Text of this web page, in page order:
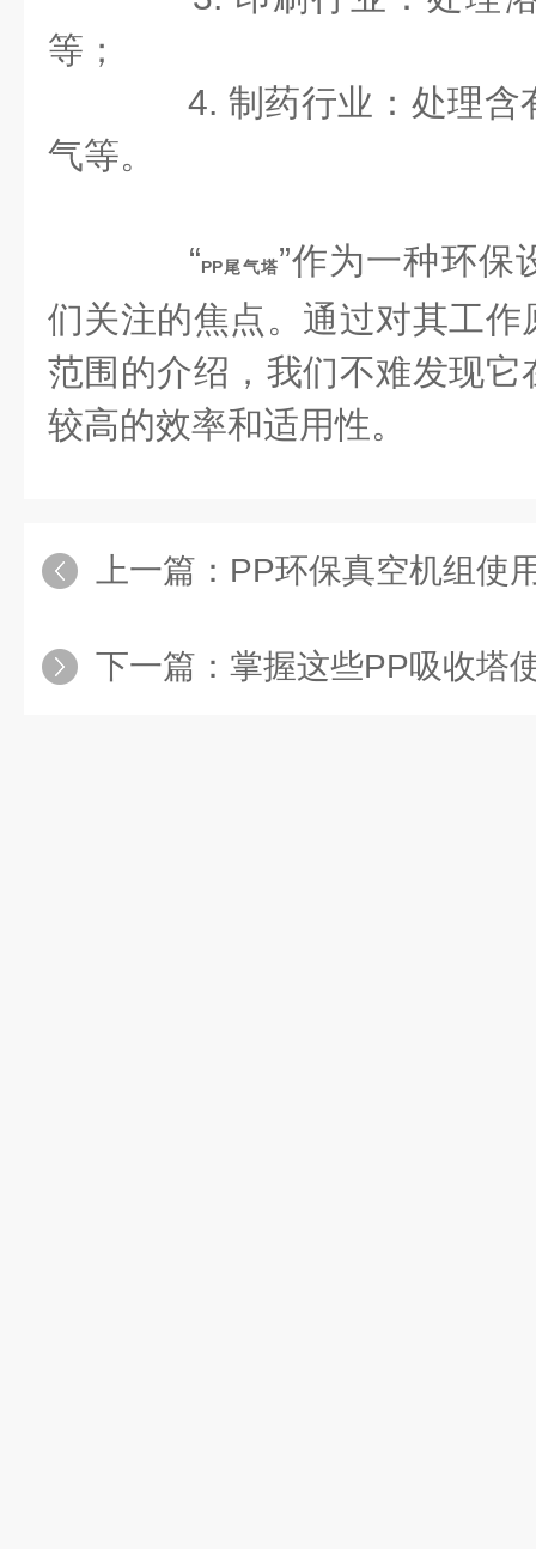
等；
4. 制药行业：处理含
气等。
“PP尾气塔”作为一种环保
们关注的焦点。通过对其工
范围的介绍，我们不难发现
较高的效率和适用性。
上一篇： PP环保真空机组使
下一篇： 掌握这些PP吸收塔使用小